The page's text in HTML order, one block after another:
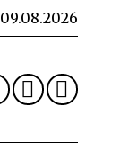
09.08.2026